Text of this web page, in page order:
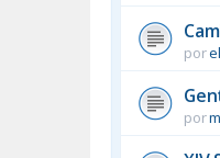
por
por